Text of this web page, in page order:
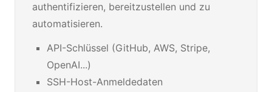
authentifizieren, bereitzustellen und zu
automatisieren.
API-Schlüssel (GitHub, AWS, Stripe,
OpenAI...)
SSH-Host-Anmeldedaten